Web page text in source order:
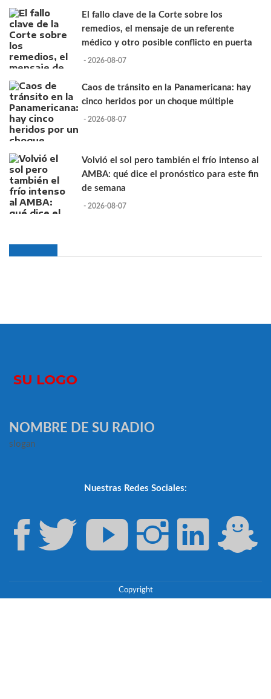
El fallo clave de la Corte sobre los
remedios, el mensaje de un referente
médico y otro posible conflicto en puerta
- 2026-08-07
Caos de tránsito en la Panamericana: hay
cinco heridos por un choque múltiple
- 2026-08-07
Volvió el sol pero también el frío intenso al
AMBA: qué dice el pronóstico para este fin
de semana
- 2026-08-07
NOMBRE DE SU RADIO
slogan
Nuestras Redes Sociales:
Copyright